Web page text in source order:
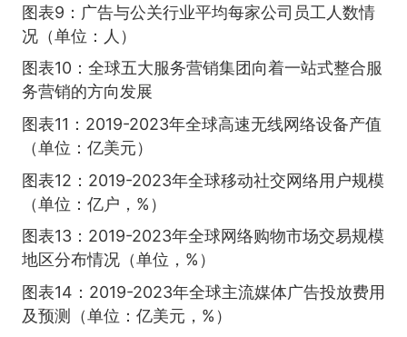
图表9：广告与公关行业平均每家公司员工人数情
况（单位：人）
图表10：全球五大服务营销集团向着一站式整合服
务营销的方向发展
图表11：2019-2023年全球高速无线网络设备产值
（单位：亿美元）
图表12：2019-2023年全球移动社交网络用户规模
（单位：亿户，%）
图表13：2019-2023年全球网络购物市场交易规模
地区分布情况（单位，%）
图表14：2019-2023年全球主流媒体广告投放费用
及预测（单位：亿美元，%）